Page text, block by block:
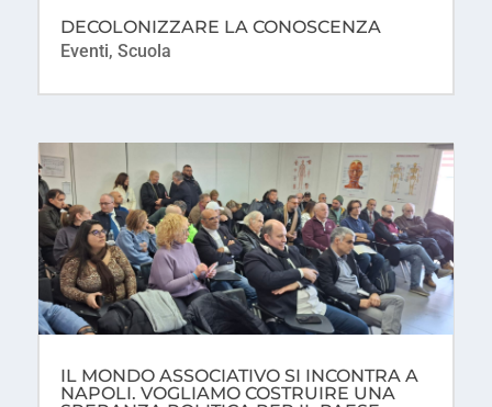
DECOLONIZZARE LA CONOSCENZA
Eventi, Scuola
IL MONDO ASSOCIATIVO SI INCONTRA A
NAPOLI. VOGLIAMO COSTRUIRE UNA